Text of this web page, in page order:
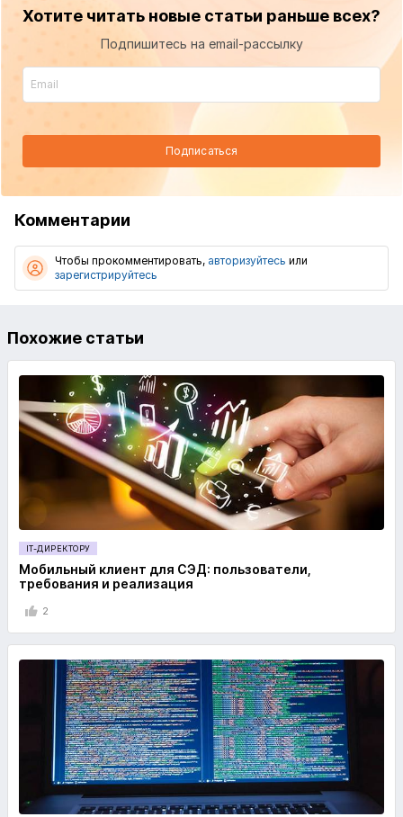
Хотите читать новые статьи раньше всех?
Подпишитесь на email-рассылку
Подписаться
Комментарии
Чтобы прокомментировать, авторизуйтесь или
зарегистрируйтесь
Похожие статьи
IT-ДИРЕКТОРУ
Мобильный клиент для СЭД: пользователи,
требования и реализация
2